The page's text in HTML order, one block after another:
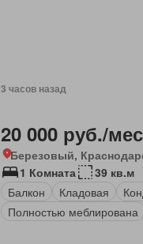
3 часов назад
20 000 руб./
Березовый,
1 Комната
39 кв.м
Балкон
Кладовая
Полностью меблирована